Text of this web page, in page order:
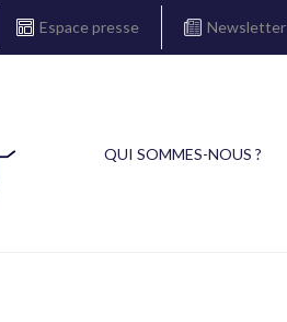
Espace presse Newsletter
QUI SOMMES-NOUS ?